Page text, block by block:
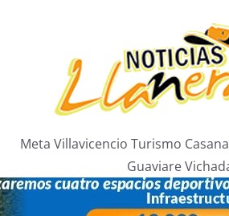
Meta Villavicencio Turismo
Guaviare